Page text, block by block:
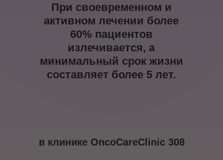
При своевременном и
активном лечении более
60% пациентов
излечивается, а
минимальный срок жизни
составляет более 5 лет.
в клинике OncoCareClinic 308